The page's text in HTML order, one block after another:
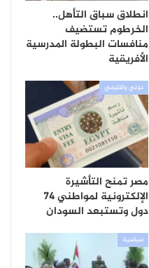
انطلاق سباق التأهل..
الخرطوم تستضيف
منافسات البطولة المدرسية
الأفريقية
دولي واقليمي
مصر تمنح التأشيرة
الإلكترونية لمواطني 74
دول وتستبعد السودان
سياسية